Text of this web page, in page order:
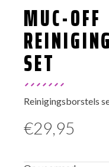
MUC-OFF
SET
Reinigingsborstels
€29,95